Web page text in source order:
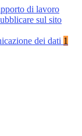
di lavoro
sul sito
dei dati 1